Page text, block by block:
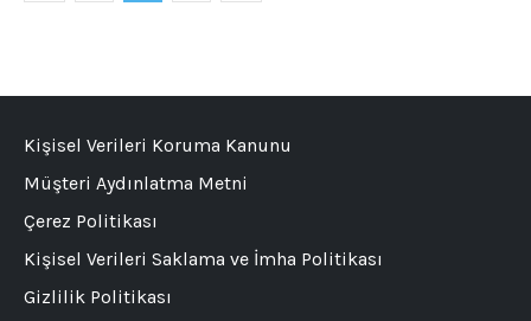
Kişisel Verileri Koruma Kanunu
Müşteri Aydınlatma Metni
Çerez Politikası
Kişisel Verileri Saklama ve İmha Politikası
Gizlilik Politikası